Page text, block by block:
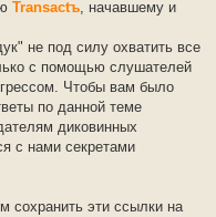
Transactъ, начавшему и
не под силу охватить все
с помощью слушателей
Чтобы вам было
по данной теме
диковинных
с нами секретами
эти ссылки на